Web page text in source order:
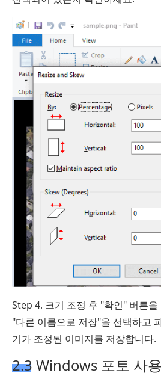
Step 4. 크기 조정 후 "확인" 버튼
"다른 이름으로 저장"을 선택하고
기가 조정된 이미지를 저장합니다.
2.3 Windows 포토 사